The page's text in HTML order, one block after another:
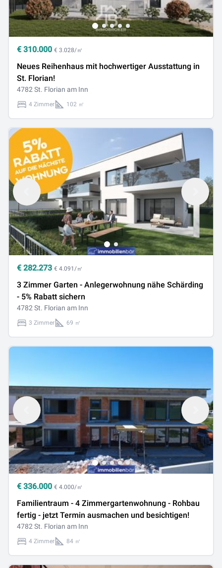
€ 310.000 € 3.028/㎡
Neues Reihenhaus mit hochwertiger Ausstattung in
St. Florian!
4782 St. Florian am Inn
4 Zimmer 102 ㎡
€ 282.273 € 4.091/㎡
3 Zimmer Garten - Anlegerwohnung nähe Schärding
- 5% Rabatt sichern
4782 St. Florian am Inn
3 Zimmer 69 ㎡
€ 336.000 € 4.000/㎡
Familientraum - 4 Zimmergartenwohnung - Rohbau
fertig - jetzt Termin ausmachen und besichtigen!
4782 St. Florian am Inn
4 Zimmer 84 ㎡